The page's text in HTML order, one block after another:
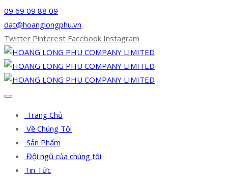
09 69 09 88 09
dat@hoanglongphu.vn
Twitter Pinterest Facebook Instagram
Trang Chủ
Về Chúng Tôi
Sản Phẩm
Đội ngũ của chúng tôi
Tin Tức